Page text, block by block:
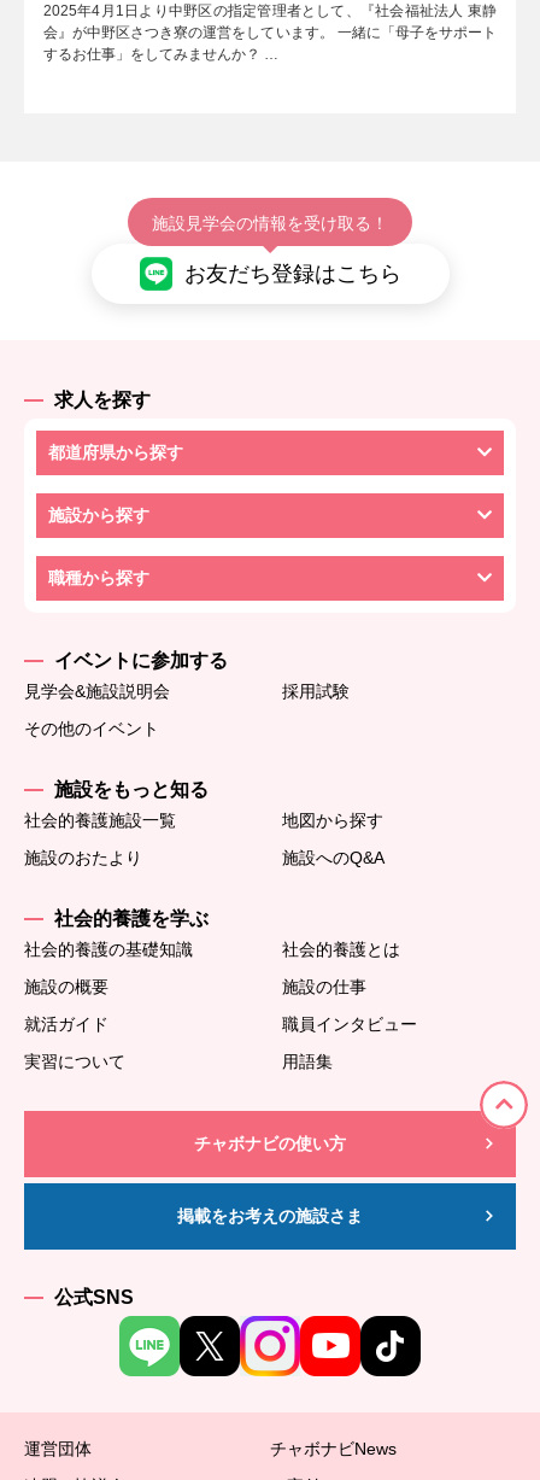
2025年4月1日より中野区の指定管理者として、『社会福祉法人 東静
会』が中野区さつき寮の運営をしています。 一緒に「母子をサポート
するお仕事」をしてみませんか？ …
施設見学会の情報を受け取る！
お友だち登録はこちら
求人を探す
都道府県から探す
施設から探す
職種から探す
イベントに参加する
見学会&施設説明会
採用試験
その他のイベント
施設をもっと知る
社会的養護施設一覧
地図から探す
施設のおたより
施設へのQ&A
社会的養護を学ぶ
社会的養護の基礎知識
社会的養護とは
施設の概要
施設の仕事
就活ガイド
職員インタビュー
実習について
用語集
チャボナビの使い方
掲載をお考えの施設さま
公式SNS
運営団体
チャボナビNews